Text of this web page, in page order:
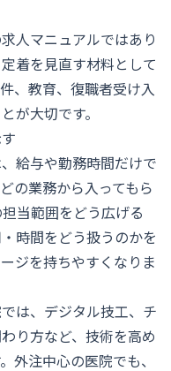
人マニュアルではあり
着を見直す材料として
、教育、復職者受け入
が大切です。
給与や勤務時間だけで
の業務から入ってもら
当範囲をどう広げる
時間をどう扱うのかを
ジを持ちやすくなりま
は、デジタル技工、チ
り方など、技術を高め
外注中心の医院でも、